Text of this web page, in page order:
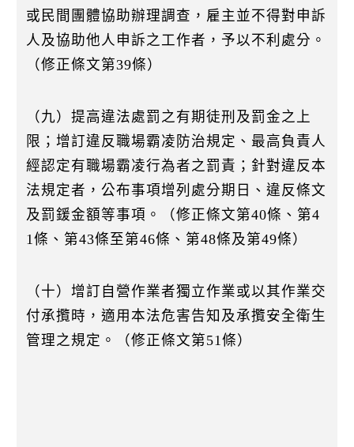
或民間團體協助辦理調查，雇主並不得對申訴
人及協助他人申訴之工作者，予以不利處分。
（修正條文第39條）
（九）提高違法處罰之有期徒刑及罰金之上
限；增訂違反職場霸凌防治規定、最高負責人
經認定有職場霸凌行為者之罰責；針對違反本
法規定者，公布事項增列處分期日、違反條文
及罰鍰金額等事項。（修正條文第40條、第4
1條、第43條至第46條、第48條及第49條）
（十）增訂自營作業者獨立作業或以其作業交
付承攬時，適用本法危害告知及承攬安全衛生
管理之規定。（修正條文第51條）